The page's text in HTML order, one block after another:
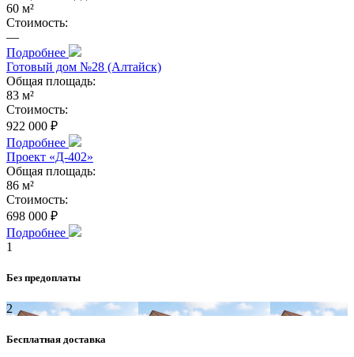
60 м²
Стоимость:
—
Подробнее
Готовый дом №28 (Алтайск)
Общая площадь:
83 м²
Стоимость:
922 000 ₽
Подробнее
Проект «Д-402»
Общая площадь:
86 м²
Стоимость:
698 000 ₽
Подробнее
1
Без предоплаты
2
Бесплатная доставка